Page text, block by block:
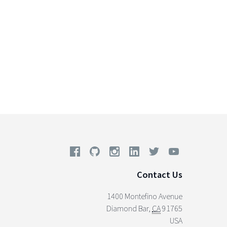
Contact Us
1400 Montefino Avenue
Diamond Bar, CA91765
USA